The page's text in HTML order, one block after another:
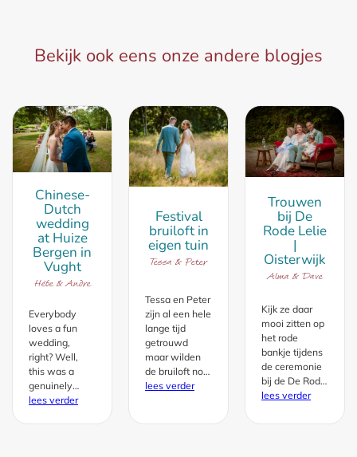
Bekijk ook eens onze andere blogjes
Chinese-
Dutch
wedding
at Huize
Bergen in
Vught
Hébe & Andre
Everybody
loves a fun
wedding,
right? Well,
this was a
genuinely
enjoyable big
lees verder
Festival
bruiloft in
eigen tuin
Tessa & Peter
Tessa en Peter
zijn al een hele
lange tijd
getrouwd
maar wilden
de bruiloft nog
een keer over
lees verder
Trouwen
bij De
Rode Lelie
|
Oisterwijk
Alma & Dave
Kijk ze daar
mooi zitten op
het rode
bankje tijdens
de ceremonie
bij de De Rode
Lelie in
is een gezin
lees verder